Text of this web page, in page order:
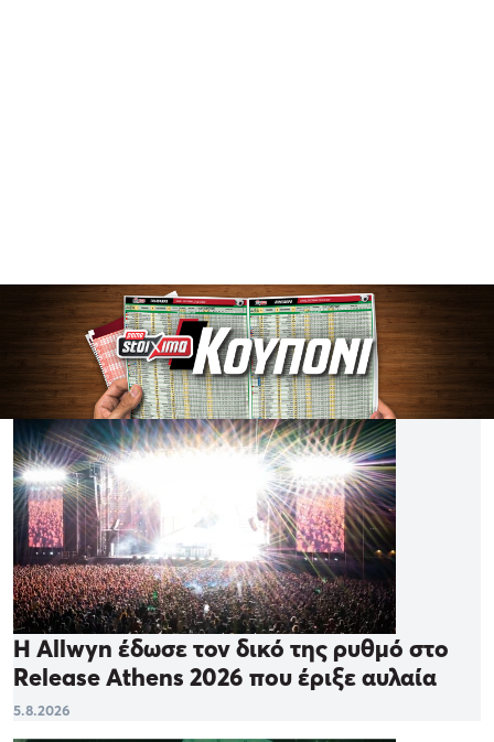
Η Allwyn έδωσε τον δικό της ρυθμό στο
Release Athens 2026 που έριξε αυλαία
5.8.2026